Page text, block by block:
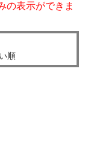
表示ができま
順